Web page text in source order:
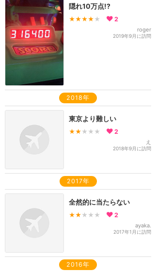
隠れ10万点!?
★★★★ ★ 2
roger
2019年9月に訪問
2018年
東京より難しい
★★ ★★★ 2
え
2018年9月に訪問
2017年
全然的に当たらない
★★ ★★★ 2
ayaka.
2017年1月に訪問
2016年